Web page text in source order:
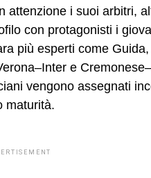
attenzione i suoi arbitri,
con protagonisti i
più esperti come
e
vengono assegnati
maturità.